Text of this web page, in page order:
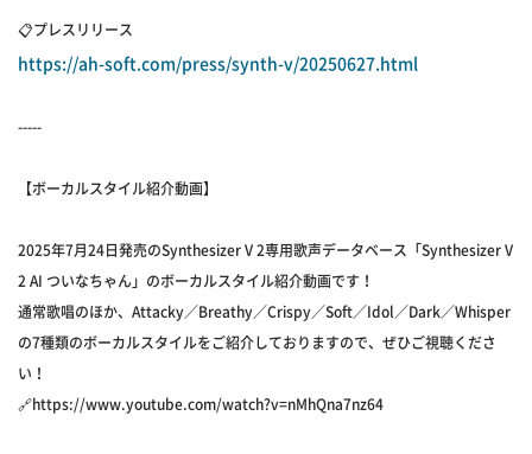
📋プレスリリース
https://ah-soft.com/press/synth-v/20250627.html
-----
【ボーカルスタイル紹介動画】
2025年7月24日発売のSynthesizer V 2専用歌声データベース「Synthesizer V
2 AI ついなちゃん」のボーカルスタイル紹介動画です！
通常歌唱のほか、Attacky／Breathy／Crispy／Soft／Idol／Dark／Whisper
の7種類のボーカルスタイルをご紹介しておりますので、ぜひご視聴くださ
い！
🔗https://www.youtube.com/watch?v=nMhQna7nz64